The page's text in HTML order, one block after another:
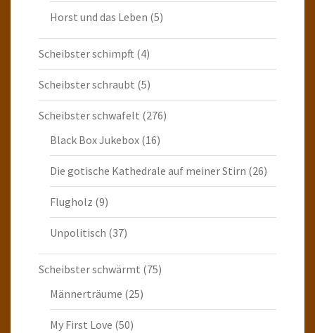
Horst und das Leben (5)
Scheibster schimpft (4)
Scheibster schraubt (5)
Scheibster schwafelt (276)
Black Box Jukebox (16)
Die gotische Kathedrale auf meiner Stirn (26)
Flugholz (9)
Unpolitisch (37)
Scheibster schwärmt (75)
Männerträume (25)
My First Love (50)